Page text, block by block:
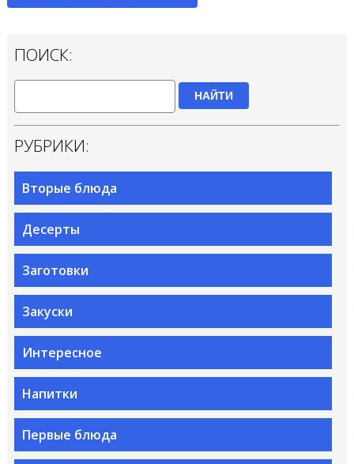
ПОИСК:
НАЙТИ
РУБРИКИ:
Вторые блюда
Десерты
Заготовки
Закуски
Интересное
Напитки
Первые блюда